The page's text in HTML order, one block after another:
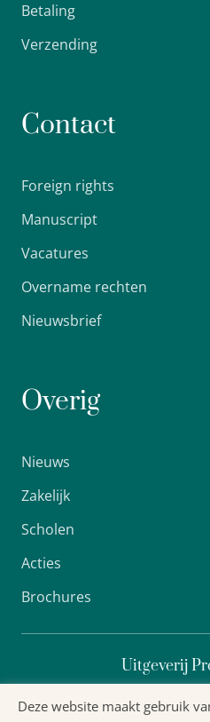
Betaling
Verzending
Contact
Foreign rights
Manuscript
Vacatures
Overname rechten
Nieuwsbrief
Overig
Nieuws
Zakelijk
Scholen
Acties
Brochures
Uitgeverij
Deze website maakt gebruik